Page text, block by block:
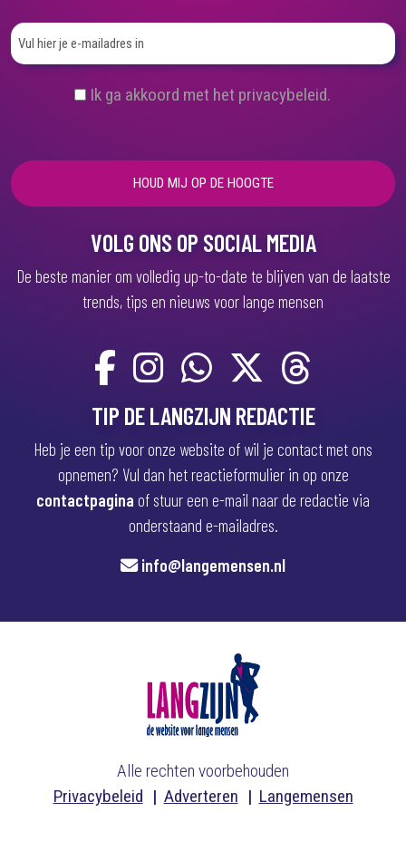
(
e
i
t
Ik ga akkoord met het privacybeleid.
VOLG ONS OP SOCIAL MEDIA
De beste manier om volledig up-to-date te blijven van de laatste
trends, tips en nieuws voor lange mensen
TIP DE LANGZIJN REDACTIE
Heb je een tip voor onze website of wil je contact met ons
opnemen? Vul dan het reactieformulier in op onze
contactpagina of stuur een e-mail naar de redactie via
onderstaand e-mailadres.
info@langemensen.nl
Alle rechten voorbehouden
Privacybeleid
Adverteren Langemensen